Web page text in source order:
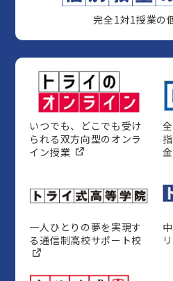
完全1対1授業の
いつでも、どこでも受け
られる双方向型のオンラ
イン授業
一人ひとりの夢を実現す
る通信制高校サポート校